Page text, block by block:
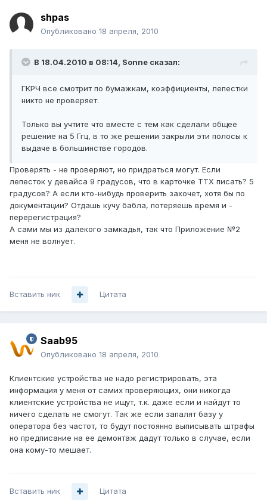
shpas
Опубликовано 18 апреля, 2010
В 18.04.2010 в 08:14, Sonne сказал:
ГКРЧ все смотрит по бумажкам, коэффициенты, лепестки
никто не проверяет.
Только вы учтите что вместе с тем как сделали общее
решение на 5 Ггц, в то же решении закрыли эти полосы к
выдаче в большинстве городов.
Проверять - не проверяют, но придраться могут. Если
лепесток у девайса 9 градусов, что в карточке ТТХ писать? 5
градусов? А если кто-нибудь проверить захочет, хотя бы по
документации? Отдашь кучу бабла, потеряешь время и -
перерегистрация?
А сами мы из далекого замкадья, так что Приложение №2
меня не волнует.
Вставить ник Цитата
Saab95
Опубликовано 18 апреля, 2010
Клиентские устройства не надо регистрировать, эта
информация у меня от самих проверяющих, они никогда
клиентские устройства не ищут, т.к. даже если и найдут то
ничего сделать не смогут. Так же если запалят базу у
оператора без частот, то будут постоянно выписывать штрафы
но предписание на ее демонтаж дадут только в случае, если
она кому-то мешает.
Вставить ник Цитата